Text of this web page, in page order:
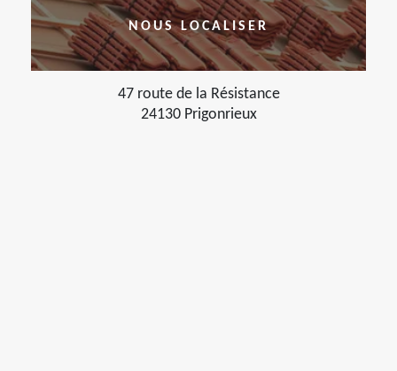
NOUS LOCALISER
47 route de la Résistance
24130 Prigonrieux